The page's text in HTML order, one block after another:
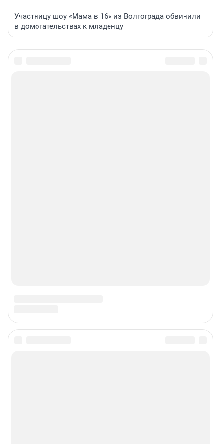
Участницу шоу «Мама в 16» из Волгограда обвинили
в домогательствах к младенцу